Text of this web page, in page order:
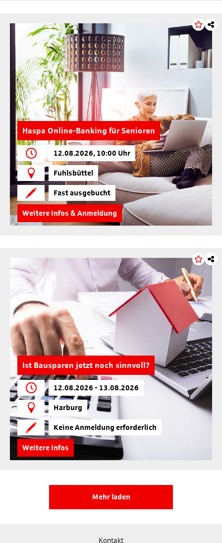
Haspa Online-Banking für Senioren
12.08.2026, 10:00 Uhr
Fuhlsbüttel
Fast ausgebucht
Weitere Infos & Anmeldung
Ist Bausparen jetzt noch sinnvoll?
12.08.2026 - 13.08.2026
Harburg
Keine Anmeldung erforderlich
Weitere Infos
Mehr laden
Kontakt